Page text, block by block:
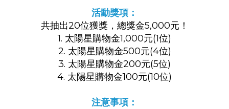
活動獎項：
共抽出20位獲獎，總獎金5,000元！
1. 太陽星購物金1,000元(1位)
2. 太陽星購物金500元(4位)
3. 太陽星購物金200元(5位)
4. 太陽星購物金100元(10位)
注意事項：